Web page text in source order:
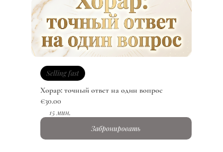
Selling fast
Хорар: точный ответ на один вопрос
€30.00
15 мин.
Забронировать